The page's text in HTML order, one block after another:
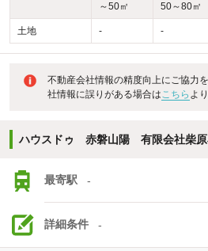
～50㎡ 50～80㎡
土地 - -
不動産会社情報の精度向上にご協力
社情報に誤りがある場合はこちら よ
ハウスドゥ 赤磐山陽 有限会社柴原
最寄駅 -
詳細条件 -